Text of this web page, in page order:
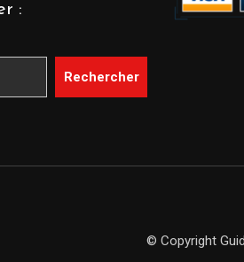
:
Rechercher
© Copyright